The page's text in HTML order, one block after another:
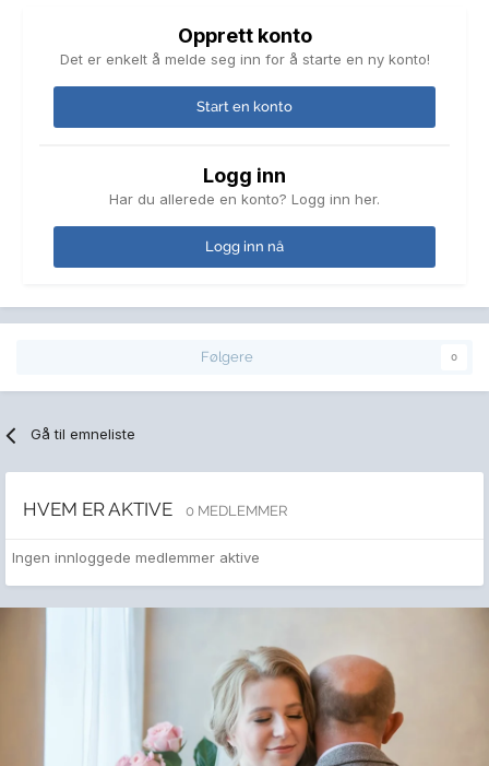
Opprett konto
Det er enkelt å melde seg inn for å starte en ny konto!
Start en konto
Logg inn
Har du allerede en konto? Logg inn her.
Logg inn nå
Følgere 0
Gå til emneliste
HVEM ER AKTIVE 0 MEDLEMMER
Ingen innloggede medlemmer aktive